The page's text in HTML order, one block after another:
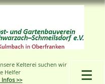
Kelterei suchen wir
Helfer
>>